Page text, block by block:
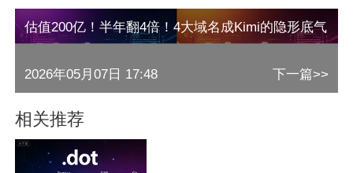
估值200亿！半年翻4倍！4大域名成Kimi的隐形底气
2026年05月07日 17:48 下一篇>>
相关推荐